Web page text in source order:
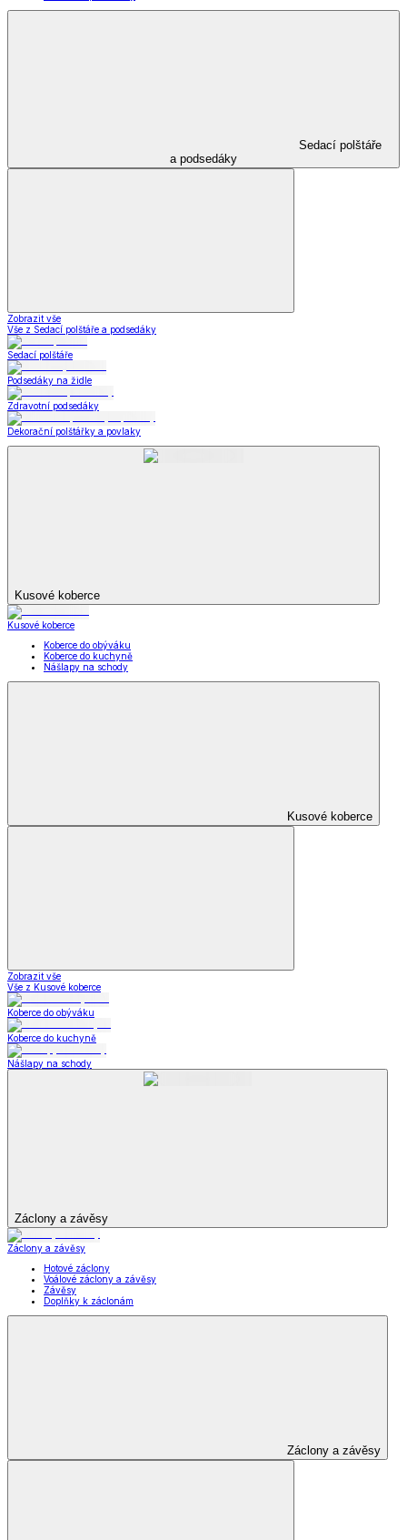
Sedací polštáře
a podsedáky
Zobrazit vše
Vše z Sedací polštáře a podsedáky
Sedací polštáře
Podsedáky na židle
Zdravotní podsedáky
Dekorační polštářky a povlaky
Kusové koberce
Kusové koberce
Koberce do obýváku
Koberce do kuchyně
Nášlapy na schody
Kusové koberce
Zobrazit vše
Vše z Kusové koberce
Koberce do obýváku
Koberce do kuchyně
Nášlapy na schody
Záclony a závěsy
Záclony a závěsy
Hotové záclony
Voálové záclony a závěsy
Závěsy
Doplňky k záclonám
Záclony a závěsy